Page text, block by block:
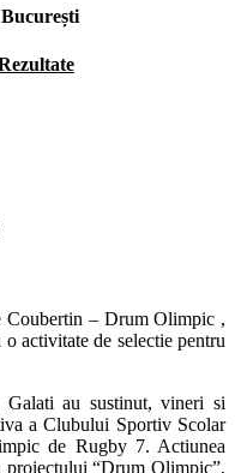
Coubertin – Drum Olimpic ,
activitate de selectie pentru
au sustinut, vineri si
a Clubului Sportiv Scolar
de Rugby 7. Actiunea
proiectului “Drum Olimpic”,